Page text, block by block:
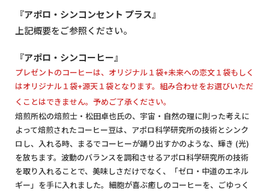
『アポロ・シンコンセント プラス』
上記概要をご参照ください。
『アポロ・シンコーヒー』
プレゼントのコーヒーは、オリジナル１袋+未来への恋文１袋もしく
はオリジナル１袋+源天１袋となります。組み合わせをお選びいただ
くことはできません。予めご了承ください。
焙煎所松の焙煎士・松田卓也氏の、宇宙・自然の理に則った考えに
よって焙煎されたコーヒー豆は、アポロ科学研究所の技術とシンク
ロし、入れる時、まるでコーヒーが踊り出すかのような、輝き (光)
を放ちます。波動のバランスを調和させるアポロ科学研究所の技術
を取り入れることで、美味しさだけでなく、「ゼロ・中道のエネル
ギー」を手に入れました。細胞が喜ぶ癒しのコーヒーを、ごゆっく